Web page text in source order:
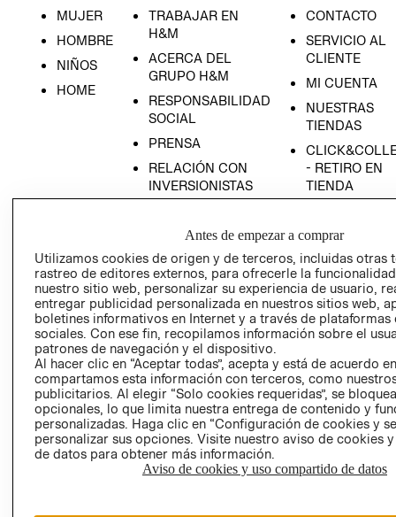
MUJER
HOMBRE
NIÑOS
HOME
TRABAJAR EN
H&M
ACERCA DEL
GRUPO H&M
RESPONSABILIDAD
SOCIAL
PRENSA
RELACIÓN CON
INVERSIONISTAS
EMPRESARIAL
CONTACTO
SERVICIO AL
CLIENTE
MI CUENTA
NUESTRAS
TIENDAS
- RETIRO EN
TIENDA
AVISO DE
PRIVACIDAD
GIFT CARD
AVISO DE
COOKIES
Uruguay ($U)
Antes de empezar a comprar
Utilizamos cookies de origen y de terceros, incluidas otras
rastreo de editores externos, para ofrecerle la
nuestro sitio web, personalizar su experiencia de usuario,
entregar publicidad personalizada en nuestros sitios web,
boletines informativos en Internet y a través de plataformas
sociales. Con ese fin, recopilamos información sobre el
patrones de navegación y el dispositivo.
Al hacer clic en “Aceptar todas”, acepta y está de acuerdo
compartamos esta información con terceros, como
publicitarios. Al elegir “Solo cookies requeridas”, se
opcionales, lo que limita nuestra entrega de contenido y
personalizadas. Haga clic en “Configuración de cookies y
personalizar sus opciones. Visite nuestro aviso de cookies
de datos para obtener más información.
Aviso de cookies y uso compartido de datos